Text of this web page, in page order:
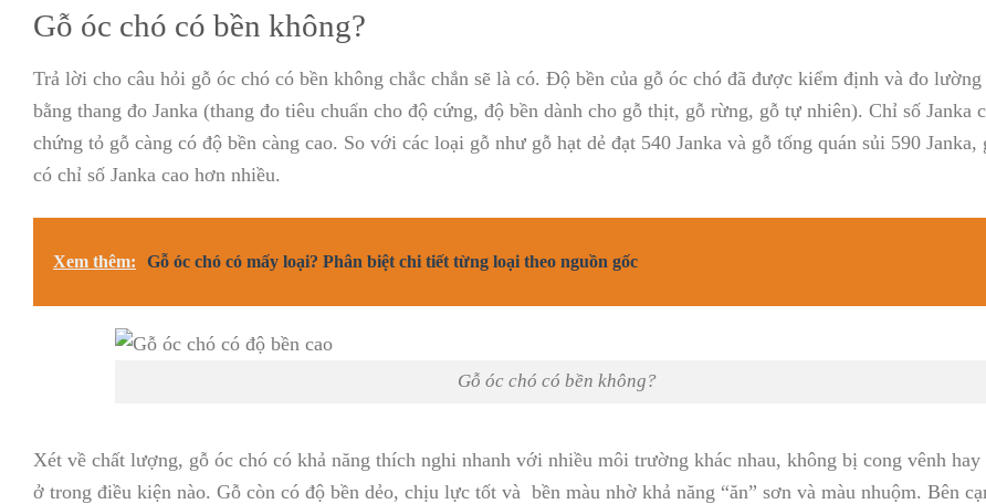
Gỗ óc chó có bền không?
Trả lời cho câu hỏi gỗ óc chó có bền không chắc chắn sẽ là có. Độ bền của gỗ óc chó đã được kiểm định và đo
bằng thang đo Janka (thang đo tiêu chuẩn cho độ cứng, độ bền dành cho gỗ thịt, gỗ rừng, gỗ tự nhiên). Chỉ số Janka
chứng tỏ gỗ càng có độ bền càng cao. So với các loại gỗ như gỗ hạt dẻ đạt 540 Janka và gỗ tống quán sủi 590 Janka,
có chỉ số Janka cao hơn nhiều.
Xem thêm: Gỗ óc chó có mấy loại? Phân biệt chi tiết từng loại theo nguồn gốc
Gỗ óc chó có bền không?
Xét về chất lượng, gỗ óc chó có khả năng thích nghi nhanh với nhiều môi trường khác nhau, không bị cong vênh hay
ở trong điều kiện nào. Gỗ còn có độ bền dẻo, chịu lực tốt và bền màu nhờ khả năng “ăn” sơn và màu nhuộm. Bên